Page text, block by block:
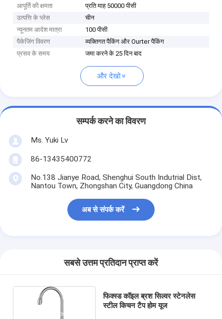
आपूर्ति की क्षमता
प्रति माह 50000 पीसी
उत्पत्ति के प्लेस
चीन
न्यूनतम आदेश मात्रा
100 पीसी
पैकेजिंग विवरण
व्यक्तिगत पैकिंग और Ourter पैकिंग
प्रसव के समय
जमा करने के 25 दिन बाद
और देखो
सम्पर्क करने का विवरण
Ms. Yuki Lv
86-13435400772
No.138 Jianye Road, Shenghui South Indutrial Dist,
Nantou Town, Zhongshan City, Guangdong China
अब से संपर्क करें
सबसे उत्तम प्रतिदान प्राप्त करें
फिक्स्ड कॉइल ब्रश सिल्वर स्टेनलेस
स्टील किचन टैप होम यूज